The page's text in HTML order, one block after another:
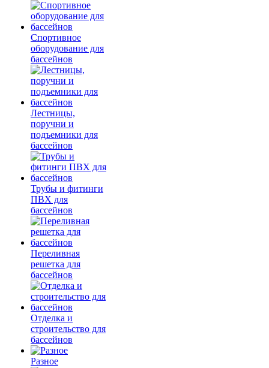
Спортивное
оборудование для
бассейнов
Лестницы,
поручни и
подъемники для
бассейнов
Трубы и фитинги
ПВХ для
бассейнов
Переливная
решетка для
бассейнов
Отделка и
строительство для
бассейнов
Разное